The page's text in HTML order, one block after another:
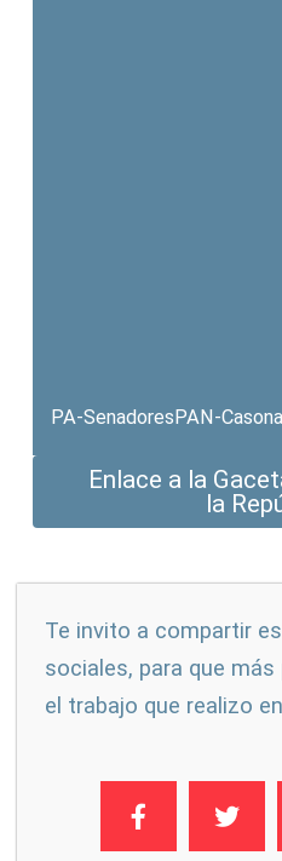
PA-SenadoresPAN-
Enlace a la
la
Te invito a compartir
sociales, para que
el trabajo que realizo